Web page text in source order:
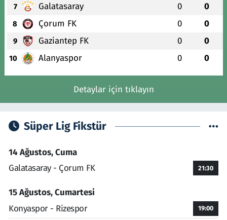
7 Galatasaray 0 0
8 Çorum FK 0 0
9 Gaziantep FK 0 0
10 Alanyaspor 0 0
Detaylar için tıklayın
Süper Lig Fikstür
14 Ağustos, Cuma
Galatasaray - Çorum FK
21:30
15 Ağustos, Cumartesi
Konyaspor - Rizespor
19:00